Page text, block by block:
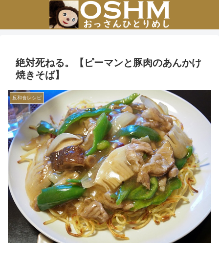
絶対死ねる。【ピーマンと豚肉のあんかけ
焼きそば】
反和食レシピ